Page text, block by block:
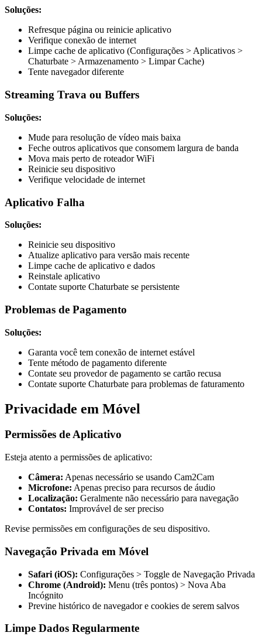
Soluções:
Refresque página ou reinicie aplicativo
Verifique conexão de internet
Limpe cache de aplicativo (Configurações > Aplicativos >
Chaturbate > Armazenamento > Limpar Cache)
Tente navegador diferente
Streaming Trava ou Buffers
Soluções:
Mude para resolução de vídeo mais baixa
Feche outros aplicativos que consomem largura de banda
Mova mais perto de roteador WiFi
Reinicie seu dispositivo
Verifique velocidade de internet
Aplicativo Falha
Soluções:
Reinicie seu dispositivo
Atualize aplicativo para versão mais recente
Limpe cache de aplicativo e dados
Reinstale aplicativo
Contate suporte Chaturbate se persistente
Problemas de Pagamento
Soluções:
Garanta você tem conexão de internet estável
Tente método de pagamento diferente
Contate seu provedor de pagamento se cartão recusa
Contate suporte Chaturbate para problemas de faturamento
Privacidade em Móvel
Permissões de Aplicativo
Esteja atento a permissões de aplicativo:
Câmera: Apenas necessário se usando Cam2Cam
Microfone: Apenas preciso para recursos de áudio
Localização: Geralmente não necessário para navegação
Contatos: Improvável de ser preciso
Revise permissões em configurações de seu dispositivo.
Navegação Privada em Móvel
Safari (iOS): Configurações > Toggle de Navegação Privada
Chrome (Android): Menu (três pontos) > Nova Aba
Incógnito
Previne histórico de navegador e cookies de serem salvos
Limpe Dados Regularmente